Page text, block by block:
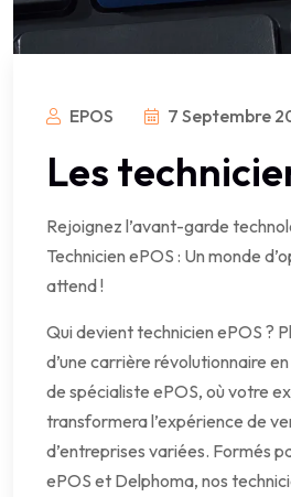
EPOS 7 Septembre
Les
Rejoignez l’avant-garde
Technicien ePOS : Un monde
attend !
Qui devient technicien ePOS ?
d’une carrière révolutionnaire
de spécialiste ePOS, où votre
transformera l’expérience de
d’entreprises variées. Formés
ePOS et Delphoma, nos